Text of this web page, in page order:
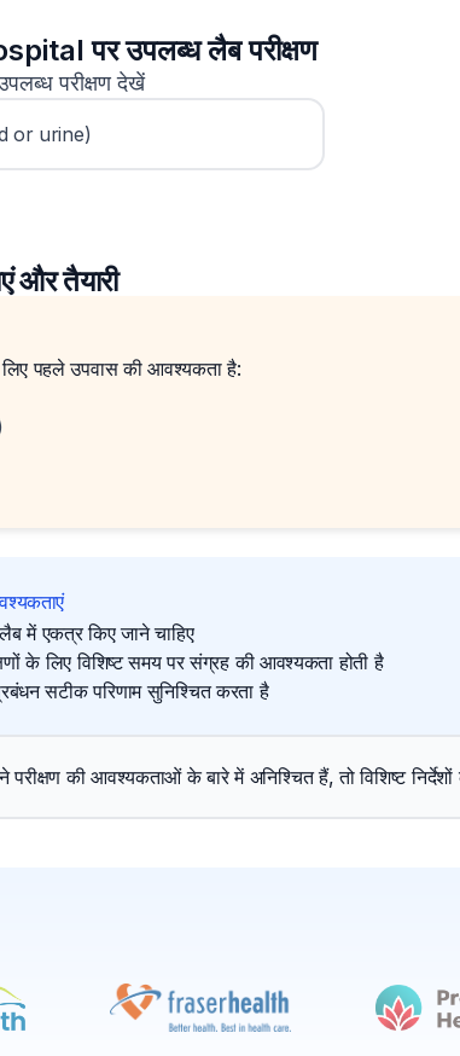
पर उपलब्ध लैब परीक्षण
परीक्षण देखें
or urine)
और तैयारी
पहले उपवास की आवश्यकता है:
में एकत्र किए जाने चाहिए
के लिए विशिष्ट समय पर संग्रह की आवश्यकता होती है
सटीक परिणाम सुनिश्चित करता है
की आवश्यकताओं के बारे में अनिश्चित हैं, तो विशिष्ट